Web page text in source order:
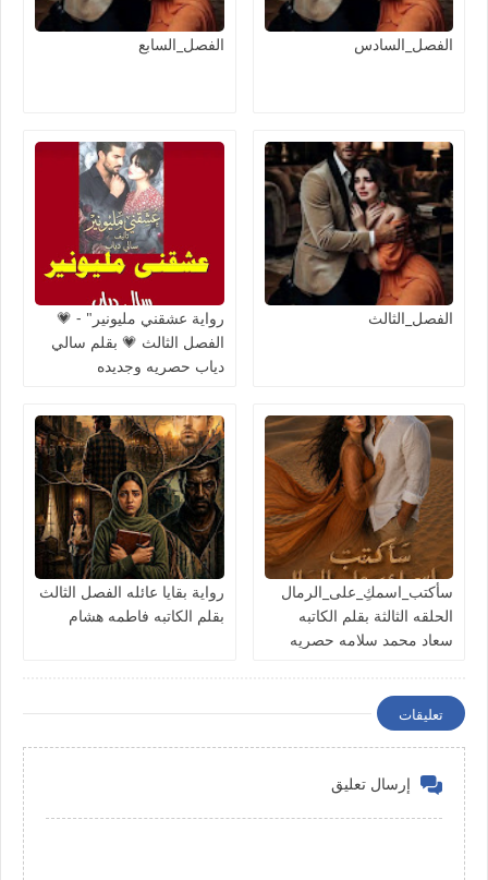
الفصل_السادس الفصل_السابع
الفصل_الثالث
رواية عشقني مليونير" - 💗
الفصل الثالث 💗 بقلم سالي
دياب حصريه وجديده
سأكتب_اسمكِ_على_الرمال
الحلقه الثالثة بقلم الكاتبه
سعاد محمد سلامه حصريه
رواية بقايا عائله الفصل الثالث
بقلم الكاتبه فاطمه هشام
تعليقات
إرسال تعليق